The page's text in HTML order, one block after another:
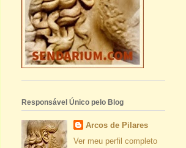
Responsável Único pelo Blog
Arcos de Pilares
Ver meu perfil completo